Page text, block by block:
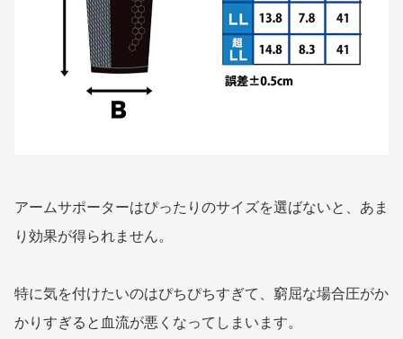
アームサポーターはぴったりのサイズを選ばないと、あま
り効果が得られません。
特に気を付けたいのはぴちぴちすぎて、窮屈な場合圧がか
かりすぎると血流が悪くなってしまいます。